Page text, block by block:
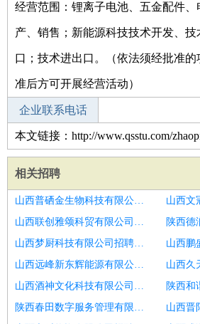
经营范围：锂离子电池、五金配件、
产、销售；新能源科技技术开发、技
口；技术进出口。（依法须经批准
准后方可开展经营活动）
企业联系电话
本文链接：http://www.qsstu.com/
相关招聘
山西普硒金生物科技有限公司招聘销售经理
山西联创雅颂科贸有限公司招聘区域销售经理
山西梦厨科技有限公司招聘销售经理
山西远峰新东辉能源有限公司招聘区域销售经理
山西酒神文化科技有限公司招聘销售经理
陕西春田数字服务管理有限公司招聘销售经理